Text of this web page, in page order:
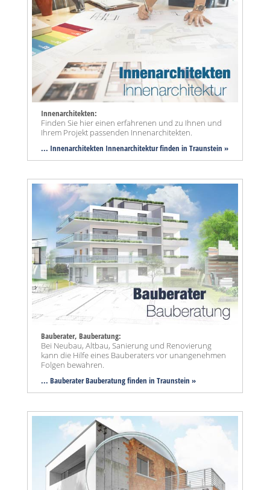
Innenarchitekten:
Finden Sie hier einen erfahrenen und zu Ihnen und
Ihrem Projekt passenden Innenarchitekten.
... Innenarchitekten Innenarchitektur finden in Traunstein »
Bauberater, Bauberatung:
Bei Neubau, Altbau, Sanierung und Renovierung
kann die Hilfe eines Bauberaters vor unangenehmen
Folgen bewahren.
... Bauberater Bauberatung finden in Traunstein »